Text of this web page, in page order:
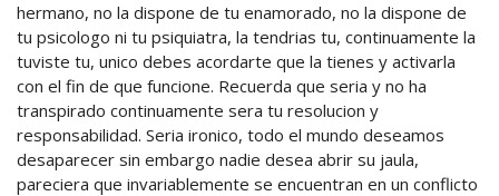
hermano, no la dispone de tu enamorado, no la dispone de
tu psicologo ni tu psiquiatra, la tendri­as tu, continuamente la
tuviste tu, unico debes acordarte que la tienes y activarla
con el fin de que funcione. Recuerda que seri­a y no ha
transpirado continuamente sera tu resolucion y
responsabilidad. Seri­a ironico, todo el mundo deseamos
desaparecer sin embargo nadie desea abrir su jaula,
pareciera que invariablemente se encuentran en un conflicto